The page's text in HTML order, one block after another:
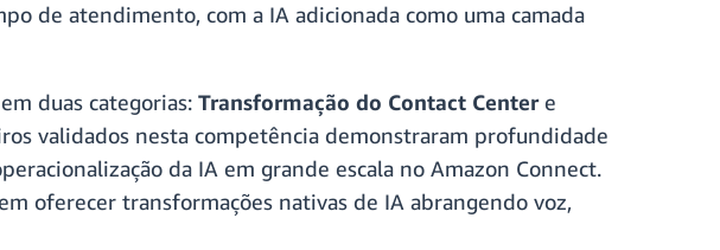
de atendimento, com a IA adicionada como uma camada
duas categorias: Transformação do Contact Centere
validados nesta competência demonstraram profundidade
da IA em grande escala no Amazon Connect.
oferecer transformações nativas de IA abrangendo voz,